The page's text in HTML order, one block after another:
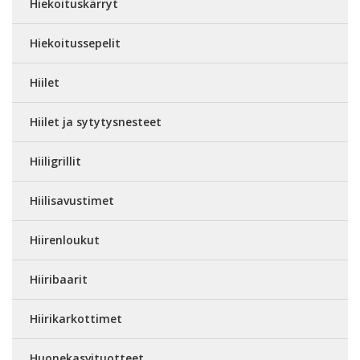
Hiekoituskärryt
Hiekoitussepelit
Hiilet
Hiilet ja sytytysnesteet
Hiiligrillit
Hiilisavustimet
Hiirenloukut
Hiiribaarit
Hiirikarkottimet